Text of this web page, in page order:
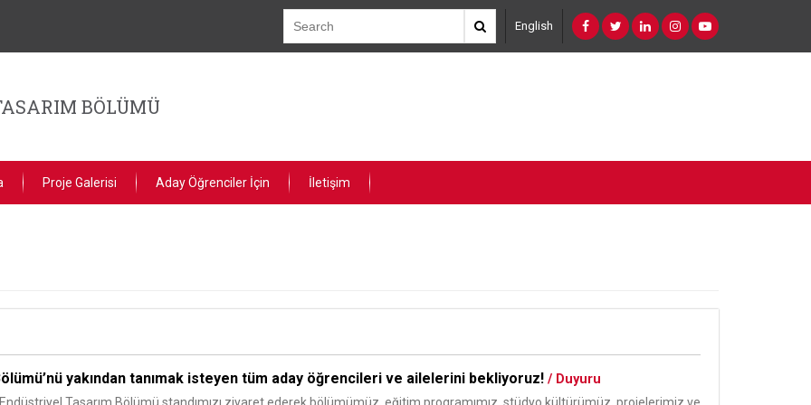
English
BÖLÜMÜ
Proje Galerisi Aday Öğrenciler İçin İletişim
yakından tanımak isteyen tüm aday öğrencileri ve ailelerini bekliyoruz! / Duyuru